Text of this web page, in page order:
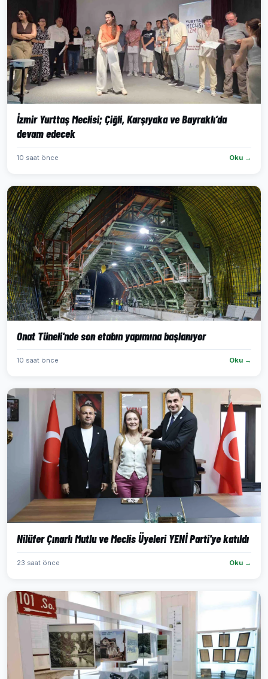
İzmir Yurttaş Meclisi; Çiğli, Karşıyaka ve Bayraklı’da
devam edecek
10 saat önce Oku →
Onat Tüneli'nde son etabın yapımına başlanıyor
10 saat önce Oku →
Nilüfer Çınarlı Mutlu ve Meclis Üyeleri YENİ Parti'ye katıldı
23 saat önce Oku →